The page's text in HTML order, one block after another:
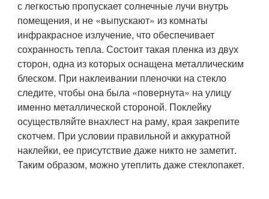
с легкостью пропускает солнечные лучи внутрь
помещения, и не «выпускают» из комнаты
инфракрасное излучение, что обеспечивает
сохранность тепла. Состоит такая пленка из двух
сторон, одна из которых оснащена металлическим
блеском. При наклеивании пленочки на стекло
следите, чтобы она была «повернута» на улицу
именно металлической стороной. Поклейку
осуществляйте внахлест на раму, края закрепите
скотчем. При условии правильной и аккуратной
наклейки, ее присутствие даже никто не заметит.
Таким образом, можно утеплить даже стеклопакет.